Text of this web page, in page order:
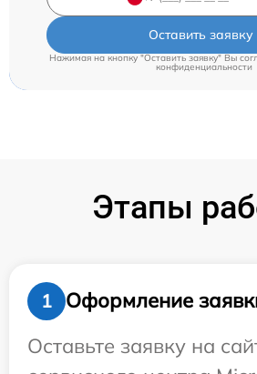
Оставить заявку
Нажимая на кнопку "Оставить заявку" Вы
конфиденциальности
Этапы
1
Оформление
Оставьте заявку на